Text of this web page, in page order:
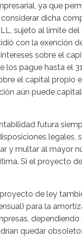
ya que
dicha
sujeto al límite
con la exención
sobre el
los pague hasta el
el capital propio
aún puede
futura
legales,
y multar al mayor
Si el proyecto
de ley
para la
quedar